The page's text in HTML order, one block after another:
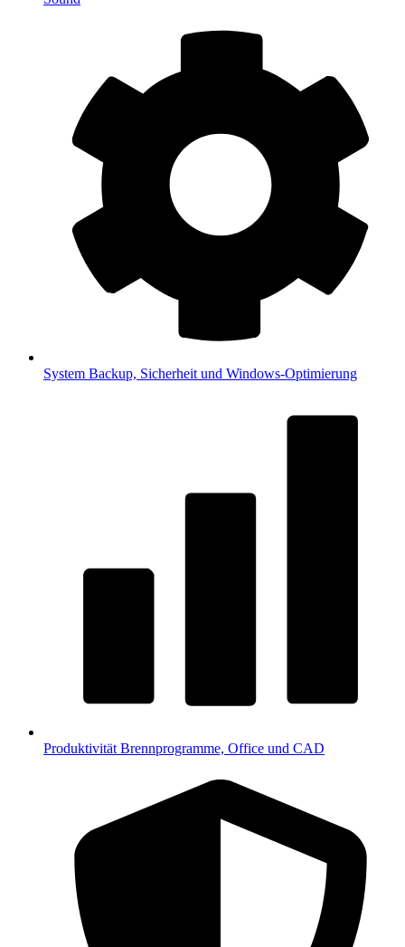
System Backup, Sicherheit und Windows-Optimierung
Produktivität Brennprogramme, Office und CAD